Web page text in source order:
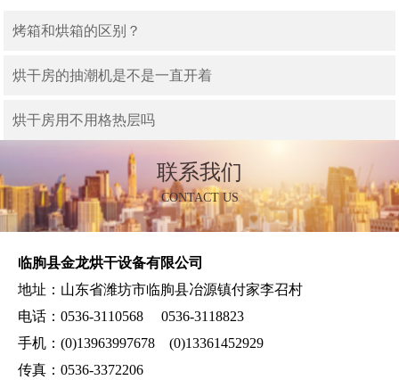
烤箱和烘箱的区别？
烘干房的抽潮机是不是一直开着
烘干房用不用格热层吗
联系我们
CONTACT US
临朐县金龙烘干设备有限公司
地址：山东省潍坊市临朐县冶源镇付家李召村
电话：0536-3110568 0536-3118823
手机：(0)13963997678 (0)13361452929
传真：0536-3372206